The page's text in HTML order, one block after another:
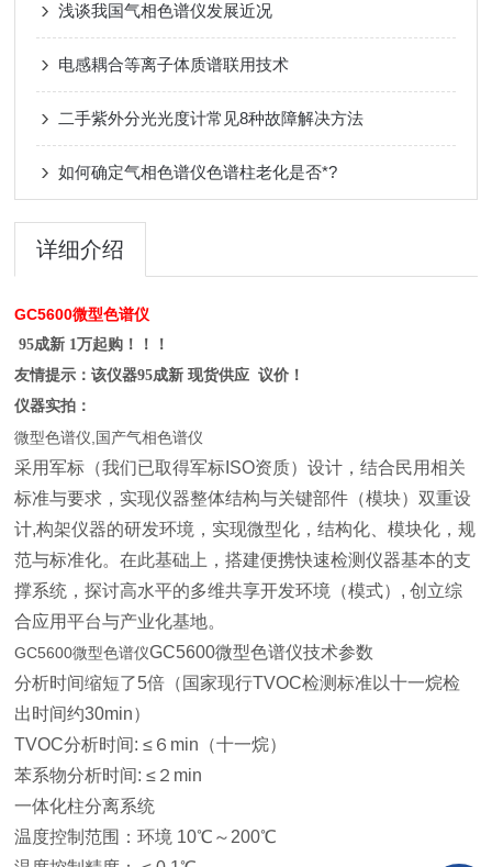
浅谈我国气相色谱仪发展近况
电感耦合等离子体质谱联用技术
二手紫外分光光度计常见8种故障解决方法
如何确定气相色谱仪色谱柱老化是否*?
详细介绍
GC5600微型色谱仪
95成新 1万起购！！！
友情提示：该仪器95成新 现货供应 议价！
仪器实拍：
微型色谱仪,国产气相色谱仪
采用军标（我们已取得军标ISO资质）设计，结合民用相关
标准与要求，实现仪器整体结构与关键部件（模块）双重设
计,构架仪器的研发环境，实现微型化，结构化、模块化，规
范与标准化。在此基础上，搭建便携快速检测仪器基本的支
撑系统，探讨高水平的多维共享开发环境（模式）, 创立综
合应用平台与产业化基地。
GC5600微型色谱仪GC5600微型色谱仪技术参数
分析时间缩短了5倍（国家现行TVOC检测标准以十一烷检
出时间约30min）
TVOC分析时间: ≤６min（十一烷）
苯系物分析时间: ≤２min
一体化柱分离系统
温度控制范围：环境 10℃～200℃